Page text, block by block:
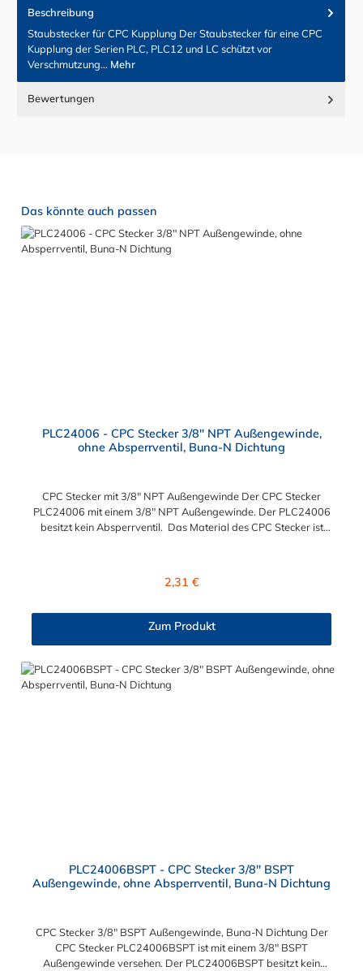
Beschreibung
Staubstecker für CPC Kupplung Der Staubstecker für eine CPC
Kupplung der Serien PLC, PLC12 und LC schützt vor
Verschmutzung… Mehr
Bewertungen
Produktgalerie überspringen
Das könnte auch passen
PLC24006 - CPC Stecker 3/8" NPT Außengewinde,
ohne Absperrventil, Buna-N Dichtung
CPC Stecker mit 3/8" NPT Außengewinde Der CPC Stecker
PLC24006 mit einem 3/8" NPT Außengewinde. Der PLC24006
besitzt kein Absperrventil. Das Material des CPC Stecker ist
und LC- kombinieren. Die CPC-Serie bietet eine große Auswahl
anspruchsvollsten Anwendungen für Industrie, Biopharmazie,
hochzuverlässiges Steckverbindersystem, das eine
mechanische Verbindungen bietet. Es wird in einer Vielzahl von
Regulärer Preis:
2,31 €
Zum Produkt
PLC24006BSPT - CPC Stecker 3/8" BSPT
Außengewinde, ohne Absperrventil, Buna-N Dichtung
CPC Stecker 3/8" BSPT Außengewinde, Buna-N Dichtung Der
CPC Stecker PLC24006BSPT ist mit einem 3/8" BSPT
Außengewinde versehen. Der PLC24006BSPT besitzt kein